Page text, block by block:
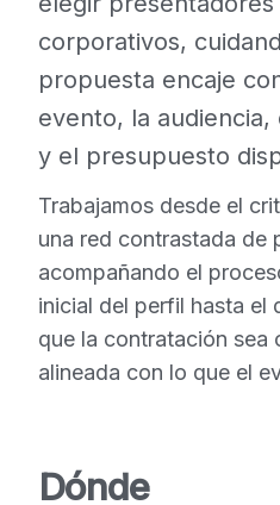
corporativos,
propuesta encaje
evento, la
y el presupuesto
Trabajamos desde el
una red contrastada de
acompañando el
inicial del perfil hasta el
que la contratación sea
alineada con lo que el
Dónde